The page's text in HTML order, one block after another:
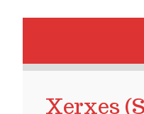
Xerxes